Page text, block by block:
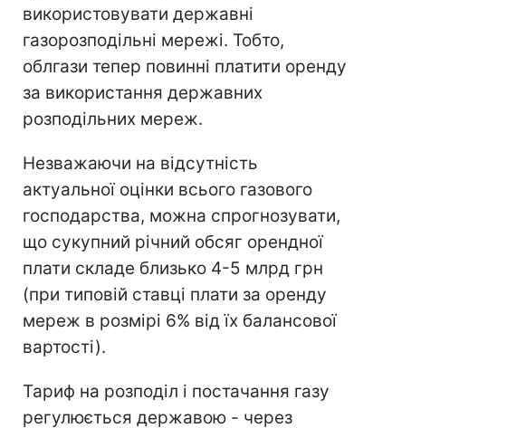
використовувати державні
газорозподільні мережі. Тобто,
облгази тепер повинні платити оренду
за використання державних
розподільних мереж.
Незважаючи на відсутність
актуальної оцінки всього газового
господарства, можна спрогнозувати,
що сукупний річний обсяг орендної
плати складе близько 4-5 млрд грн
(при типовій ставці плати за оренду
мереж в розмірі 6% від їх балансової
вартості).
Тариф на розподіл і постачання газу
регулюється державою - через